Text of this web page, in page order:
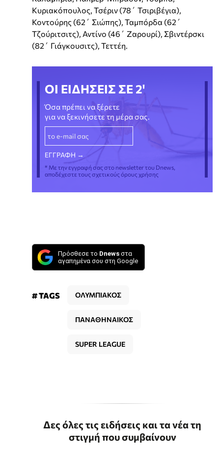
Κυριακόπουλος, Τσέριν (78΄ Τσιριβέγια),
Κοντούρης (62΄ Σιώπης), Ταμπόρδα (62΄
Τζούριτσιτς), Αντίνο (46΄ Ζαρουρί), Σβιντέρσκι
(82΄ Γιάγκουσιτς), Τεττέη.
ΟΙ ΕΙΔΗΣΕΙΣ ΣΕ 2'
Όσα πρέπει να ξέρετε
για να ξεκινήσετε τη μέρα σας.
* Με την εγγραφή σας στο newsletter του Dnews,
αποδέχεστε τους σχετικούς όρους χρήσης
Πρόσθεσε το Dnews στα
αγαπημένα σου στη Google
# TAGS ΟΛΥΜΠΙΑΚΟΣ
ΠΑΝΑΘΗΝΑΙΚΟΣ
SUPER LEAGUE
Δες όλες τις ειδήσεις και τα νέα τη
στιγμή που συμβαίνουν